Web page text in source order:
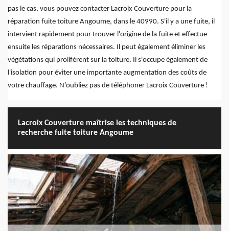
pas le cas, vous pouvez contacter Lacroix Couverture pour la
réparation fuite toiture Angoume, dans le 40990. S'il y a une fuite, il
intervient rapidement pour trouver l'origine de la fuite et effectue
ensuite les réparations nécessaires. Il peut également éliminer les
végétations qui prolifèrent sur la toiture. Il s'occupe également de
l'isolation pour éviter une importante augmentation des coûts de
votre chauffage. N’oubliez pas de téléphoner Lacroix Couverture !
Lacroix Couverture maîtrise les techniques de
recherche fuite toiture Angoume